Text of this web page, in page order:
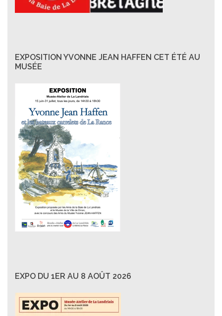
EXPOSITION YVONNE JEAN HAFFEN CET ÉTÉ AU
MUSÉE
EXPO DU 1ER AU 8 AOÛT 2026